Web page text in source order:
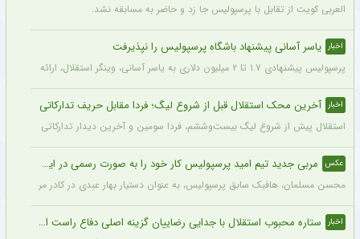
العربی کویت از تقابل با پرسپولیس جا زد و حاضر به مسابقه نشد.
اخبار یاسر آسانی پیشنهاد باشگاه پرسپولیس را نپذیرفت
پرسپولیس پیشنهادی ۱.۷ تا ۲ میلیون دلاری به یاسر آسانی، وینگر استقلال، ارائه کرد، اما او نپذیرفت. آسانی تأکید کرد در فوتبال ایران فقط برای استقلال بازی خواهد کرد.
اخبار آخرین محک استقلال قبل از شروع لیگ؛ فردا مقابل حریف تدارکاتی
استقلال پیش از شروع لیگ بیست‌وششم، فردا سومین و آخرین دیدار تدارکاتی خود را
عکس مربی جدید تیم امید پرسپولیس کار خود را به صورت رسمی در این باشگاه آغاز کرد + عکس
محسن مسلمان، هافبک سابق پرسپولیس، به عنوان دستیار بهار عبدی در کادر مربیگری
اخبار ستاره محبوب استقلال با جدایی رضاییان گزینه اصلی دفاع راست این تیم